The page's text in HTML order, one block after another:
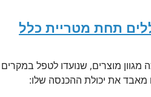
תחת מטריית כלל
מגוון מוצרים, שנועדו לטפל במקרים
מאבד את יכולת ההכנסה שלו: